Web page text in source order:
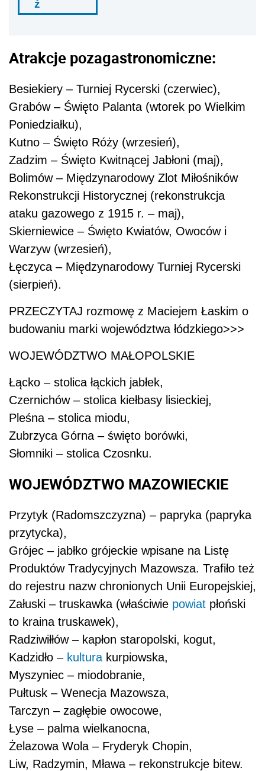
ź
Atrakcje pozagastronomiczne:
Besiekiery – Turniej Rycerski (czerwiec),
Grabów – Święto Palanta (wtorek po Wielkim
Poniedziałku),
Kutno – Święto Róży (wrzesień),
Zadzim – Święto Kwitnącej Jabłoni (maj),
Bolimów – Międzynarodowy Zlot Miłośników
Rekonstrukcji Historycznej (rekonstrukcja
ataku gazowego z 1915 r. – maj),
Skierniewice – Święto Kwiatów, Owoców i
Warzyw (wrzesień),
Łęczyca – Międzynarodowy Turniej Rycerski
(sierpień).
PRZECZYTAJ rozmowę z Maciejem Łaskim o
budowaniu marki województwa łódzkiego>>>
WOJEWÓDZTWO MAŁOPOLSKIE
Łącko – stolica łąckich jabłek,
Czernichów – stolica kiełbasy lisieckiej,
Pleśna – stolica miodu,
Zubrzyca Górna – święto borówki,
Słomniki – stolica Czosnku.
WOJEWÓDZTWO MAZOWIECKIE
Przytyk (Radomszczyzna) – papryka (papryka
przytycka),
Grójec – jabłko grójeckie wpisane na Listę
Produktów Tradycyjnych Mazowsza. Trafiło też
do rejestru nazw chronionych Unii Europejskiej,
Załuski – truskawka (właściwie powiat płoński
to kraina truskawek),
Radziwiłłów – kapłon staropolski, kogut,
Kadzidło – kultura kurpiowska,
Myszyniec – miodobranie,
Pułtusk – Wenecja Mazowsza,
Tarczyn – zagłębie owocowe,
Łyse – palma wielkanocna,
Żelazowa Wola – Fryderyk Chopin,
Liw, Radzymin, Mława – rekonstrukcje bitew.